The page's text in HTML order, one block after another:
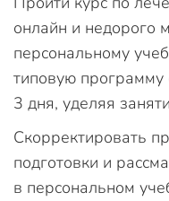
онлайн и недорого
персональному
типовую
3 дня, уделяя
Скорректировать
подготовки и
в персональном